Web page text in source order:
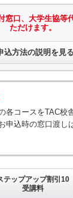
窓口、大学生協等
ただけます。
込方法の説明を見る
各コースをTAC校
申込時の窓口渡し
テップアップ割引10
受講料